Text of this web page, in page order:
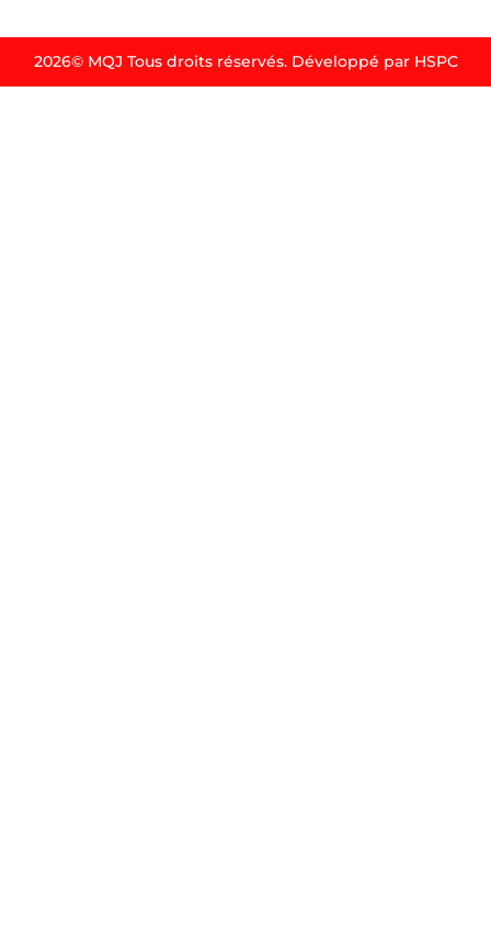
2026© MQJ Tous droits réservés. Développé par HSPC